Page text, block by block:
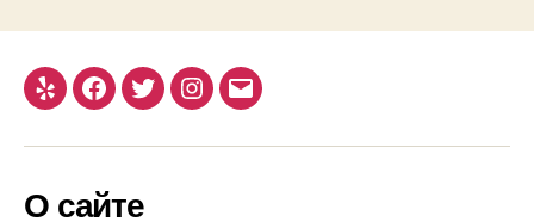
Yelp Facebook
TwitterInstagram
Email
О сайте